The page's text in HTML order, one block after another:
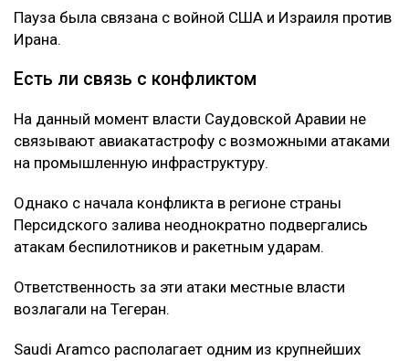
Пауза была связана с войной США и Израиля против
Ирана.
Есть ли связь с конфликтом
На данный момент власти Саудовской Аравии не
связывают авиакатастрофу с возможными атаками
на промышленную инфраструктуру.
Однако с начала конфликта в регионе страны
Персидского залива неоднократно подвергались
атакам беспилотников и ракетным ударам.
Ответственность за эти атаки местные власти
возлагали на Тегеран.
Saudi Aramco располагает одним из крупнейших